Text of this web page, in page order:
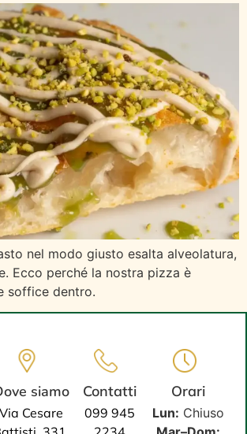
nel modo giusto esalta alveolatura,
Ecco perché la nostra pizza è
soffice dentro.
siamo
Via Cesare
Contatti
099 945
Orari
Lun: Chiuso